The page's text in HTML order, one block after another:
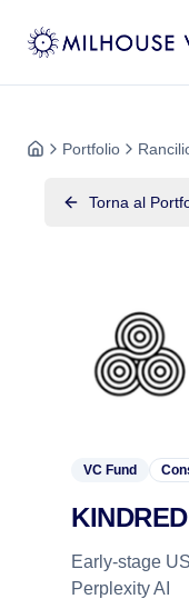
Portfolio
Torna al
VC Fund
Early-stage
Perplexity AI